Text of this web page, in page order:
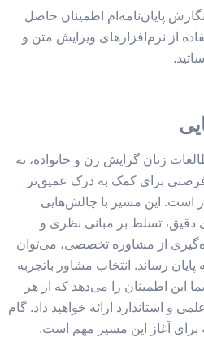
پایان‌نامه‌ام اطمینان حاصل
از نرم‌افزارهای ویرایش متن و
زنان گرایش زن و خانواده، نه
فرصتی برای کمک به درک عمیق‌تر
است. این مسیر با چالش‌هایی
دقیق، تسلط بر مبانی نظری و
از مشاوره تخصصی، می‌توان
رساند. انتخاب مشاور باتجربه
این اطمینان را می‌دهد که از هر
و استاندارد ارائه خواهید داد. گام
برای آغاز این مسیر مهم است.